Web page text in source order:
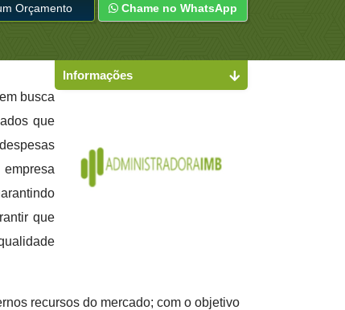
Orçamento Chame no WhatsApp
busca
que
que
recursos do mercado; com o objetivo
Informações